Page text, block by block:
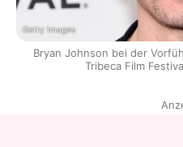
Getty Images
Bryan Johnson bei der
Tribeca Film